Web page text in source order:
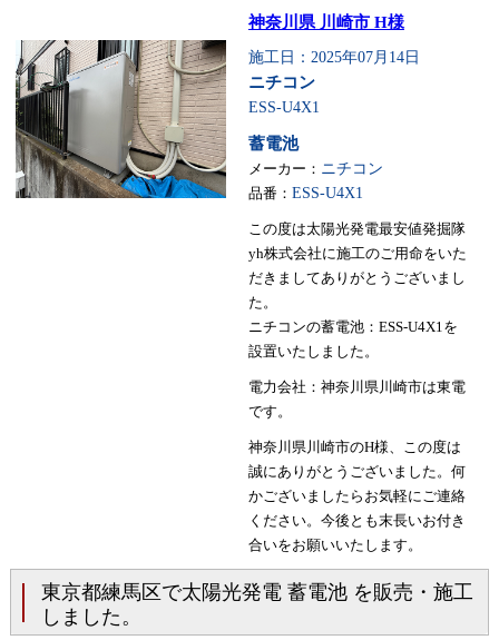
神奈川県 川崎市 H様
施工日：2025年07月14日
ニチコン
ESS-U4X1
蓄電池
メーカー： ニチコン
品番： ESS-U4X1
この度は太陽光発電最安値発掘隊
yh株式会社に施工のご用命をいた
だきましてありがとうございまし
た。
ニチコンの蓄電池：ESS-U4X1を
設置いたしました。
電力会社：神奈川県川崎市は東電
です。
神奈川県川崎市のH様、この度は
誠にありがとうございました。何
かございましたらお気軽にご連絡
ください。今後とも末長いお付き
合いをお願いいたします。
東京都練馬区で太陽光発電 蓄電池 を販売・施工
しました。